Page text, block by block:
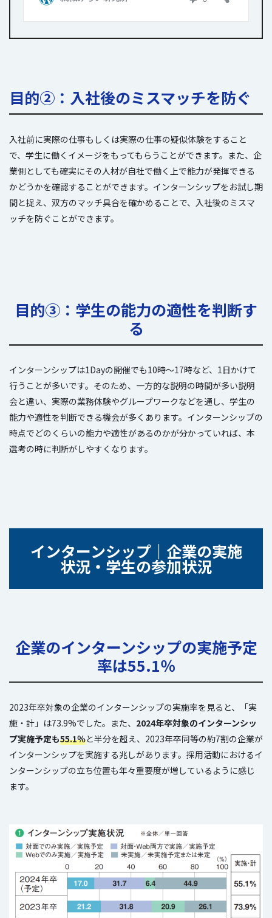
目的②：入社後のミスマッチを防ぐ
入社前に実際の仕事もしくは実際の仕事の疑似体験をすること
で、学生に働くイメージをもってもらうことができます。また、企
業側としても確実にその人材が自社で働く上で能力が発揮できる
かどうかを確認することができます。インターンシップをお試し期
間と捉え、双方のマッチ具合を確かめることで、入社後のミスマ
ッチを防ぐことができます。
目的③：学生の能力の適性を判断す
る
インターンシップは1Dayの開催でも10時～17時など、1日かけて
行うことが多いです。そのため、一方的な説明の時間が多い説明
会と違い、実際の業務体験やグループワークなどを通し、学生の
能力や適性を判断できる機会が多くあります。インターンシップの
時点でどのくらいの能力や適性があるのかが分かっていれば、本
選考の時に判断がしやすくなります。
インターンシップ｜企業の実施
状況・学生の参加状況
企業のインターンシップの実施予定
率は55.1％
2023年卒対象の企業のインターンシップの実施率を見ると、「実
施・計」は73.9%でした。また、 2024年卒対象のインターンシッ
プ実施予定も55.1％と半分を超え、2023年卒同等の約7割の企業が
インターンシップを実施する兆しがあります。採用活動におけるイ
ンターンシップの立ち位置も年々重要度が増しているように感じ
ます。